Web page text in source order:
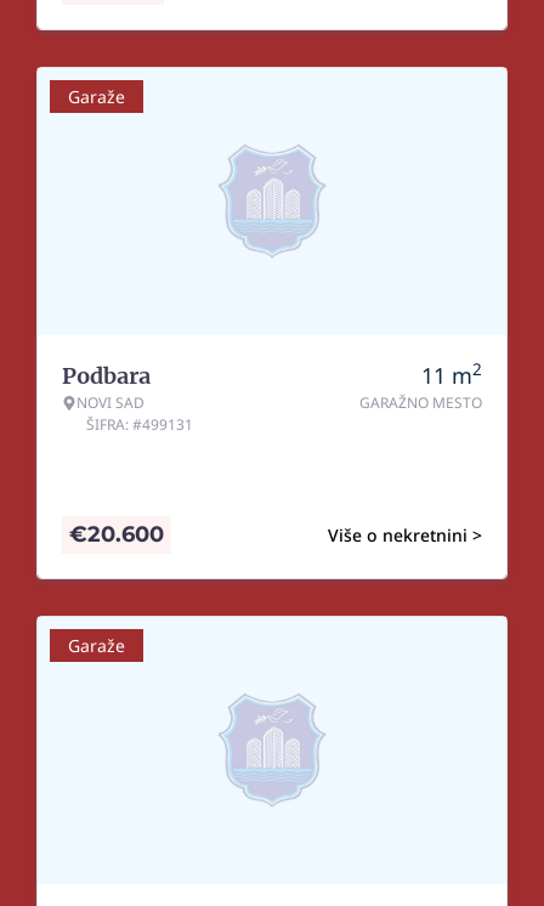
Garaže
Podbara
NOVI SAD
ŠIFRA: #499131
11 m2
GARAŽNO MESTO
Više o nekretnini >
€20.600
Garaže